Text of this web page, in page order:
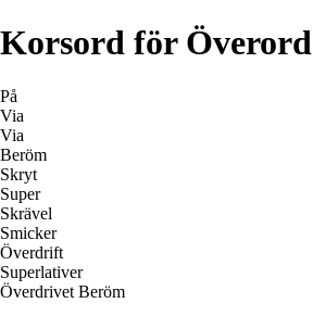
Korsord för Överord
På
Via
Via
Beröm
Skryt
Super
Skrävel
Smicker
Överdrift
Superlativer
Överdrivet Beröm